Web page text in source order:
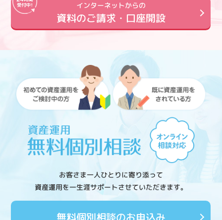
インターネットからの
資料のご請求・口座開設
お客さま一人ひとりに寄り添って
資産運用を一生涯サポートさせていただきます。
無料個別相談のお申込み